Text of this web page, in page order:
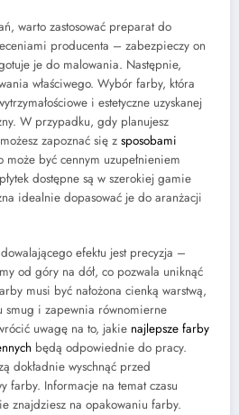
warto zastosować preparat do
producenta – zabezpieczy on
je do malowania. Następnie,
właściwego. Wybór farby, która
i estetyczne uzyskanej
W przypadku, gdy planujesz
zapoznać się z sposobami
może być cennym uzupełnieniem
dostępne są w szerokiej gamie
idealnie dopasować je do aranżacji
efektu jest precyzja –
od góry na dół, co pozwala uniknąć
musi być nałożona cienką warstwą,
smug i zapewnia równomierne
uwagę na to, jakie najlepsze farby
będą odpowiednie do pracy.
dokładnie wyschnąć przed
farby. Informacje na temat czasu
znajdziesz na opakowaniu farby.